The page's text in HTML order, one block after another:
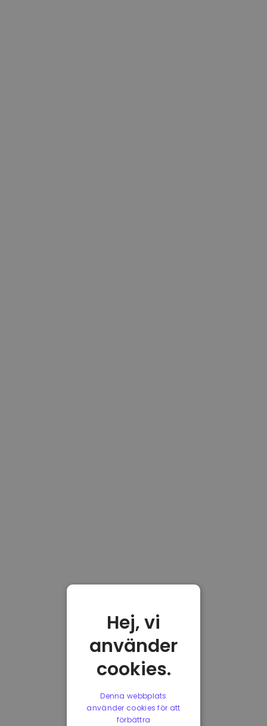
Hej, vi
använder
cookies.
Denna webbplats
använder cookies för att
förbättra